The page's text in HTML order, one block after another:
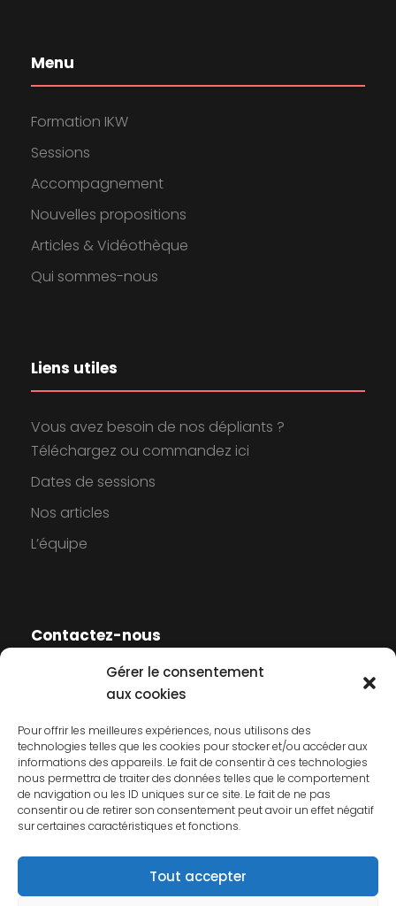
Gérer le consentement
aux cookies
Pour offrir les meilleures expériences, nous utilisons des
technologies telles que les cookies pour stocker et/ou accéder aux
informations des appareils. Le fait de consentir à ces technologies
nous permettra de traiter des données telles que le comportement
de navigation ou les ID uniques sur ce site. Le fait de ne pas
consentir ou de retirer son consentement peut avoir un effet négatif
sur certaines caractéristiques et fonctions.
Tout accepter
Menu
Formation IKW
Sessions
Accompagnement
Nouvelles propositions
Articles & Vidéothèque
Qui sommes-nous
Liens utiles
Vous avez besoin de nos dépliants ?
Téléchargez ou commandez ici
Dates de sessions
Nos articles
L’équipe
Contactez-nous
Contactez-nous
Mentions légales
Politique de cookies
Politique de confidentialité